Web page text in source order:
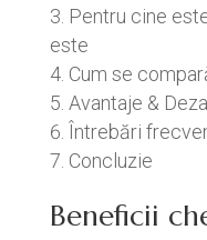
Pentru cine
este
Cum se
Avantaje &
Întrebări
Concluzie
Beneficii